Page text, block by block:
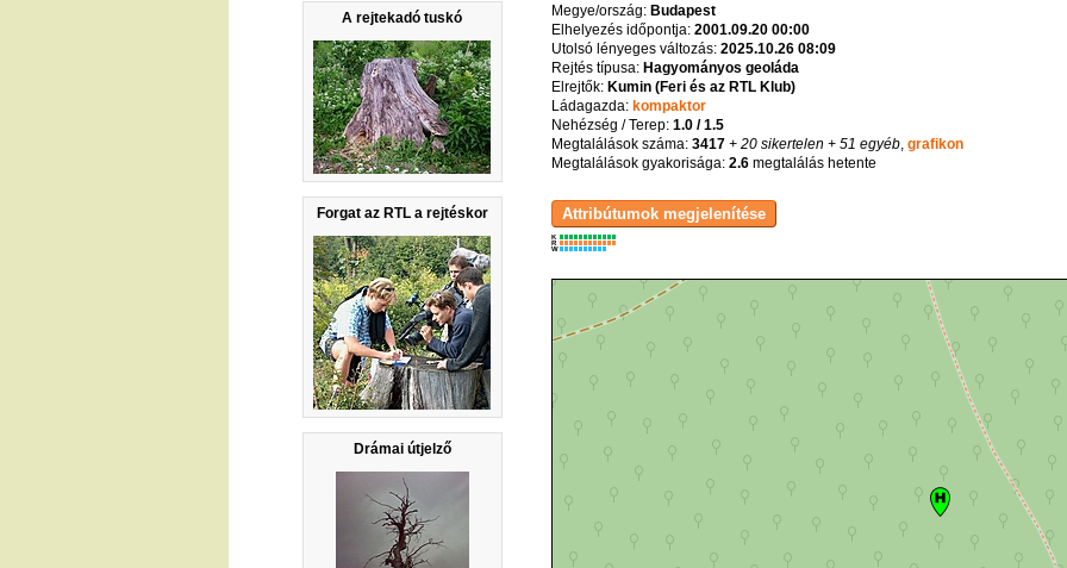
A rejtekadó tuskó
Forgat az RTL a rejtéskor
Drámai útjelző
Megye/ország: Budapest
Elhelyezés időpontja: 2001.09.20 00:00
Utolsó lényeges változás: 2025.10.26 08:09
Rejtés típusa: Hagyományos geoláda
Elrejtők: Kumin (Feri és az RTL Klub)
Ládagazda: kompaktor
Nehézség / Terep: 1.0 / 1.5
Megtalálások száma: 3417+ 20 sikertelen + 51 egyéb, grafikon
Megtalálások gyakorisága: 2.6megtalálás hetente
K
R
W